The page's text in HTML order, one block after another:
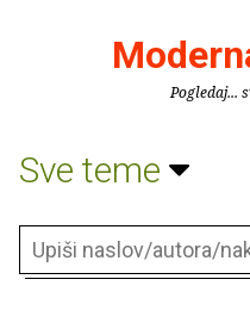
Pogledaj...
Sve teme